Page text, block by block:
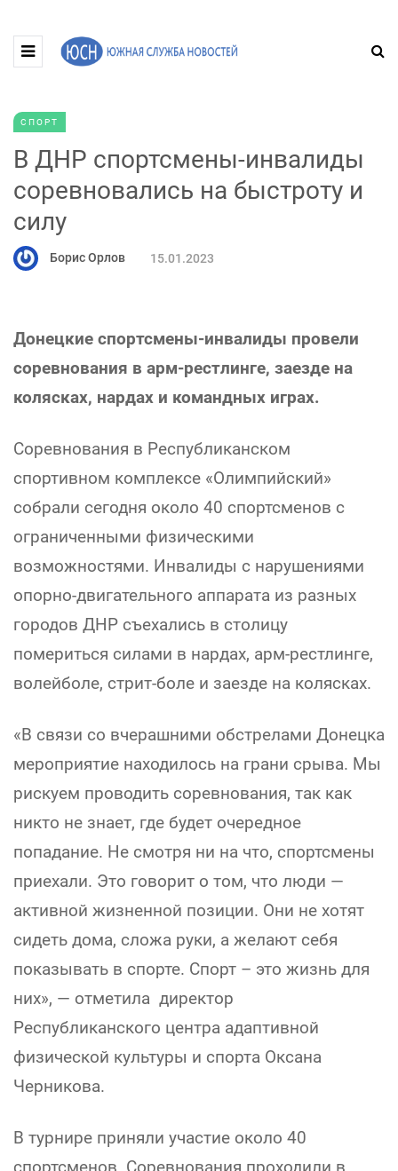
СПОРТ
В ДНР спортсмены-инвалиды
соревновались на быстроту и
силу
Борис Орлов 15.01.2023
Донецкие спортсмены-инвалиды провели
соревнования в арм-рестлинге, заезде на
колясках, нардах и командных играх.
Соревнования в Республиканском
спортивном комплексе «Олимпийский»
собрали сегодня около 40 спортсменов с
ограниченными физическими
возможностями. Инвалиды с нарушениями
опорно-двигательного аппарата из разных
городов ДНР съехались в столицу
помериться силами в нардах, арм-рестлинге,
волейболе, стрит-боле и заезде на колясках.
«В связи со вчерашними обстрелами Донецка
мероприятие находилось на грани срыва. Мы
рискуем проводить соревнования, так как
никто не знает, где будет очередное
попадание. Не смотря ни на что, спортсмены
приехали. Это говорит о том, что люди —
активной жизненной позиции. Они не хотят
сидеть дома, сложа руки, а желают себя
показывать в спорте. Спорт – это жизнь для
них», — отметила директор
Республиканского центра адаптивной
физической культуры и спорта Оксана
Черникова.
В турнире приняли участие около 40